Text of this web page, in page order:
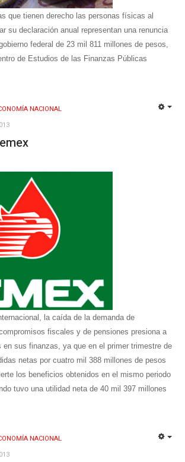
que tienen derecho las personas físicas al
su declaración anual representan una renuncia
federal de 23 mil 811 millones de pesos,
de Estudios de las Finanzas Públicas
NACIONAL
la caída de la demanda de
fiscales y de pensiones presiona a
en sus finanzas, ya que en el primer trimestre de
netas por cuatro mil 388 millones de pesos
los beneficios obtenidos en el mismo periodo
tuvo una utilidad neta de 40 mil 397 millones
NACIONAL